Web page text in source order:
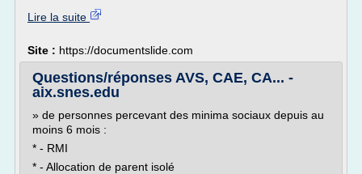
Lire la suite
Site : https://documentslide.com
Questions/réponses AVS, CAE, CA... -
aix.snes.edu
» de personnes percevant des minima sociaux depuis au
moins 6 mois :
* - RMI
* - Allocation de parent isolé